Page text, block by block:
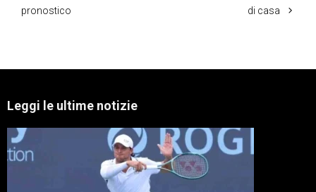
pronostico
di casa
Leggi le ultime notizie